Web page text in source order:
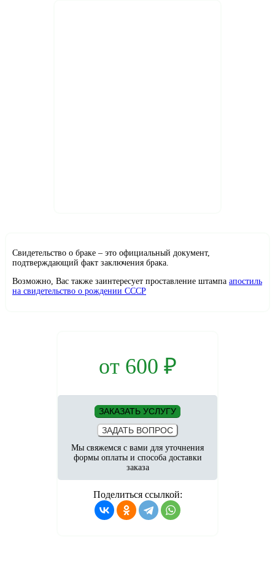
Свидетельство о браке – это официальный документ,
подтверждающий факт заключения брака.
Возможно, Вас также заинтересует проставление штампа апостиль
на свидетельство о рождении СССР
от 600 ₽
ЗАКАЗАТЬ УСЛУГУ
ЗАДАТЬ ВОПРОС
Мы свяжемся с вами для уточнения
формы оплаты и способа доставки
заказа
Поделиться ссылкой: